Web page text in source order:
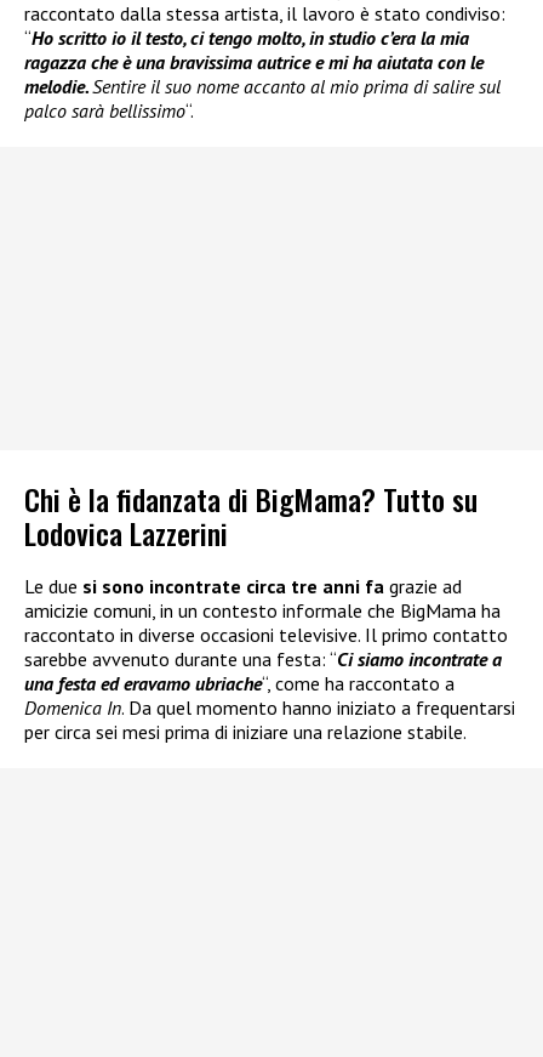
raccontato dalla stessa artista, il lavoro è stato condiviso:
“Ho scritto io il testo, ci tengo molto, in studio c’era la mia
ragazza che è una bravissima autrice e mi ha aiutata con le
melodie.Sentire il suo nome accanto al mio prima di salire sul
palco sarà bellissimo“.
Chi è la fidanzata di BigMama? Tutto su
Lodovica Lazzerini
Le due si sono incontrate circa tre anni fa grazie ad
amicizie comuni, in un contesto informale che BigMama ha
raccontato in diverse occasioni televisive. Il primo contatto
sarebbe avvenuto durante una festa: “Ci siamo incontrate a
una festa ed eravamo ubriache“, come ha raccontato a
Domenica In. Da quel momento hanno iniziato a frequentarsi
per circa sei mesi prima di iniziare una relazione stabile.